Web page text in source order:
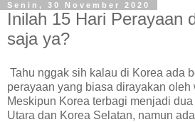
Senin, 30 November 2020
Inilah 15 Hari Perayaan
saja ya?
Tahu nggak sih kalau di Korea ada
perayaan yang biasa dirayakan oleh
Meskipun Korea terbagi menjadi
Utara dan Korea Selatan, namun